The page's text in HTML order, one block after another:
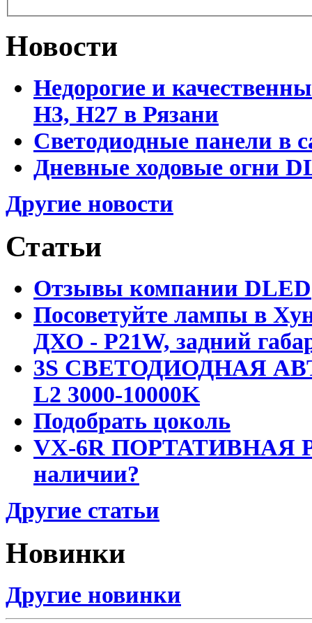
Новости
Недорогие и
Н3, Н27 в Рязани
Светодиодные панели в
Дневные ходовые огни
Другие новости
Статьи
Отзывы компании DLED
Посоветуйте лампы в
ДХО - P21W, задний
3S СВЕТОДИОДНАЯ
L2 3000-10000K
Подобрать цоколь
VX-6R ПОРТАТИВНАЯ
наличии?
Другие статьи
Новинки
Другие новинки